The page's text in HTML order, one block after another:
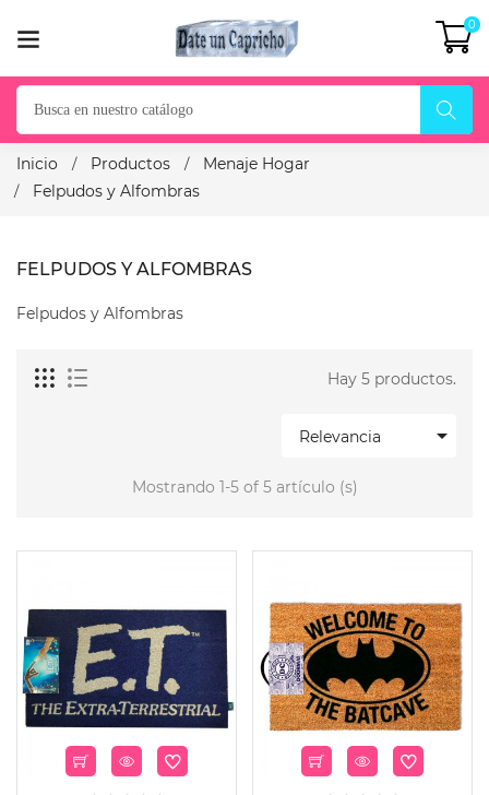
0
Inicio Productos
Menaje Hogar
Felpudos y Alfombras
FELPUDOS Y ALFOMBRAS
Felpudos y Alfombras
Hay 5 productos.
Relevancia 
Mostrando 1-5 of 5 artículo (s)